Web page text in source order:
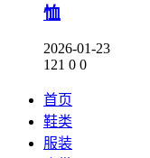
恤
2026-01-23
121 0 0
首页
鞋类
服装